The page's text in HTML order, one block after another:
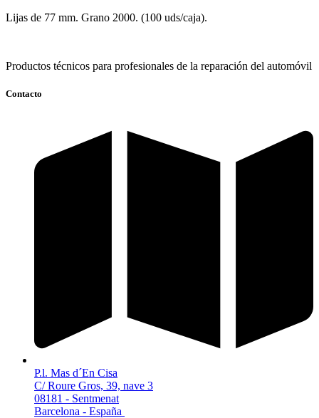
Lijas de 77 mm. Grano 2000. (100 uds/caja).
Productos técnicos para profesionales de la reparación del automóvil
Contacto
P.l. Mas d´En Cisa
C/ Roure Gros, 39, nave 3
08181 - Sentmenat
Barcelona - España